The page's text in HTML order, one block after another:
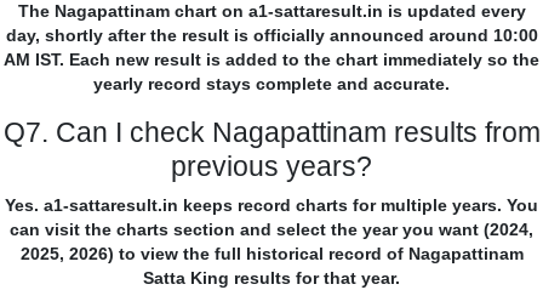
The Nagapattinam chart on a1-sattaresult.in is updated every
day, shortly after the result is officially announced around 10:00
AM IST. Each new result is added to the chart immediately so the
yearly record stays complete and accurate.
Q7. Can I check Nagapattinam results from
previous years?
Yes. a1-sattaresult.in keeps record charts for multiple years. You
can visit the charts section and select the year you want (2024,
2025, 2026) to view the full historical record of Nagapattinam
Satta King results for that year.